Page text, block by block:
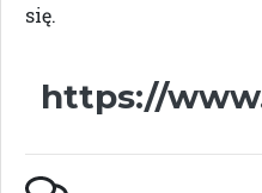
się.
https://